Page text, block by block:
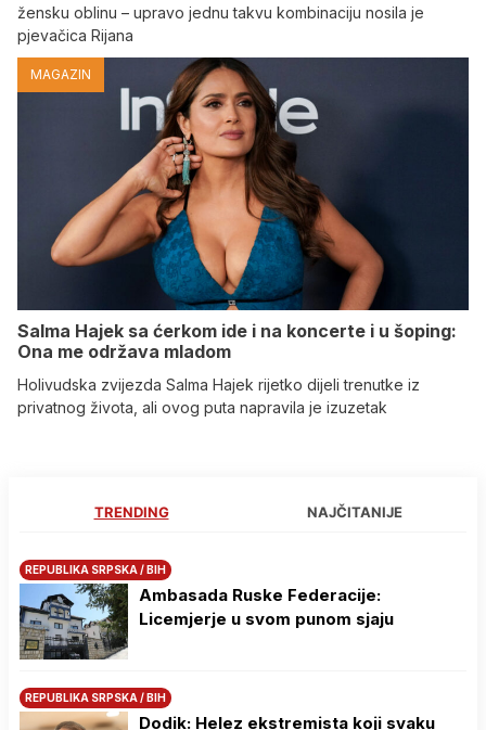
žensku oblinu – upravo jednu takvu kombinaciju nosila je
pjevačica Rijana
MAGAZIN
Salma Hajek sa ćerkom ide i na koncerte i u šoping:
Ona me održava mladom
Holivudska zvijezda Salma Hajek rijetko dijeli trenutke iz
privatnog života, ali ovog puta napravila je izuzetak
TRENDING NAJČITANIJE
REPUBLIKA SRPSKA / BIH
Ambasada Ruske Federacije:
Licemjerje u svom punom sjaju
REPUBLIKA SRPSKA / BIH
Dodik: Helez ekstremista koji svaku